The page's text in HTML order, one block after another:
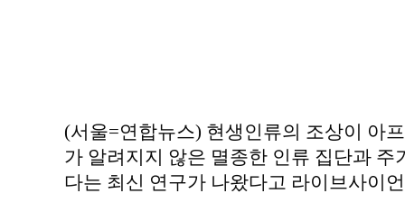
(서울=연합뉴스) 현생인류의 조상이 아
가 알려지지 않은 멸종한 인류 집단과
다는 최신 연구가 나왔다고 라이브사이